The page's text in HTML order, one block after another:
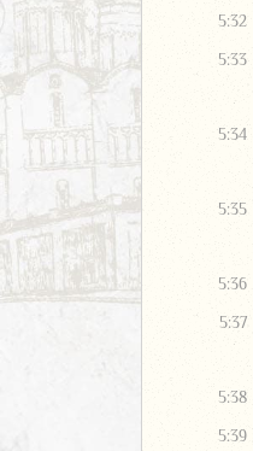
5:32
5:33
5:34
5:35
5:36
5:37
5:38
5:39